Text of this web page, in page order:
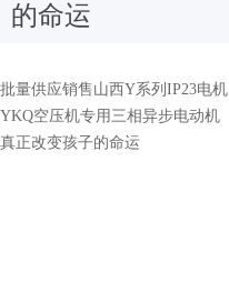
批量供应销售山西Y系列IP23电机
YKQ空压机专用三相异步电动机
真正改变孩子的命运
的命运